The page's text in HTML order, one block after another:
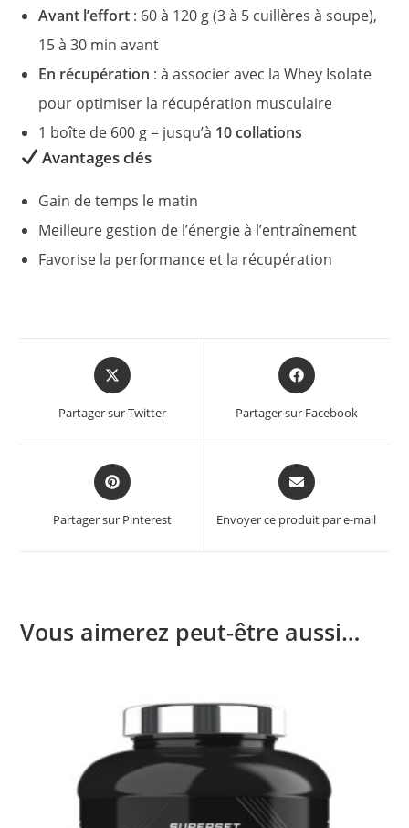
Avant l’effort : 60 à 120 g (3 à 5 cuillères à soupe),
15 à 30 min avant
En récupération : à associer avec la Whey Isolate
pour optimiser la récupération musculaire
1 boîte de 600 g = jusqu’à 10 collations
Avantages clés
Gain de temps le matin
Meilleure gestion de l’énergie à l’entraînement
Favorise la performance et la récupération
Opens
in
new
Partager sur Twitter
Opens
in
new
Partager sur Facebook
Opens
in
new
Partager sur Pinterest
Opens
in
new
Envoyer ce produit par e-mail
Vous aimerez peut-être aussi…